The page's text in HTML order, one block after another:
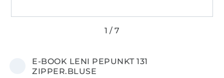
E-BOOK LENI PEPUNKT 131
ZIPPER.BLUSE